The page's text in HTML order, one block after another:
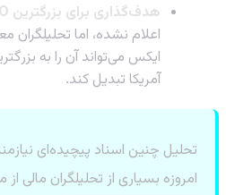
هدف‌گذاری برای بزرگترین IPO تاریخ:
اعلام نشده، اما
ایکس می‌تواند آن را به
آمریکا تبدیل کند.
تحلیل چنین اسناد پیچیده‌ای
امروزه بسیاری از تحلیلگران مالی